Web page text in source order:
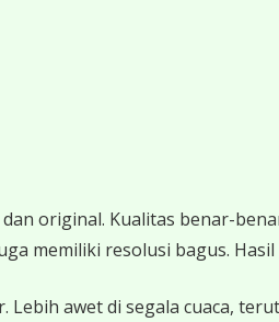
original. Kualitas benar-
memiliki resolusi bagus.
awet di segala cuaca,